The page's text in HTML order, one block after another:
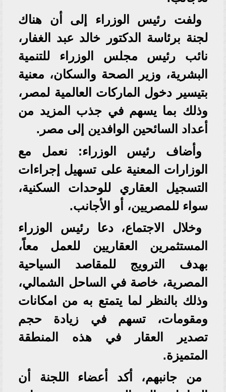
ولفت رئيس الوزراء إلى أن هناك
لجنة برئاسة الدكتور خالد عبد الغفار،
نائب رئيس مجلس الوزراء للتنمية
البشرية، وزير الصحة والسكان، معنية
بتيسير دخول الماركات العالمية لمصر،
وذلك بما يسهم في جذب المزيد من
أعداد السائحين الوافدين إلى مصر.
وأضاف رئيس الوزراء: نعمل مع
الوزارات المعنية على تسهيل إجراءات
التسجيل العقاري للوحدات السكنية،
سواء للمصريين، أو الأجانب.
وخلال الاجتماع، دعا رئيس الوزراء
المستثمرين العقاريين للعمل معاً،
بهدف الترويج للمقاصد السياحية
المصرية، خاصة في الساحل الشمالي،
وذلك بالنظر لما يتمتع به من امكانات
ومقومات، تسهم في زيادة حجم
تصدير العقار في هذه المنطقة
المتميزة.
من جانبهم، أكد أعضاء اللجنة أن